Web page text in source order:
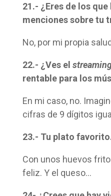
21.- ¿Eres de los
menciones sobre tu
No, por mi propia
22.- ¿Ves el
rentable para los
En mi caso, no.
cifras de 9 dígitos
23.- Tu plato
Con unos huevos
feliz. Y el queso…